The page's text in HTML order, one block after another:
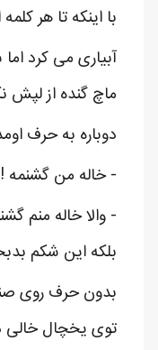
با اینکه تا هر
آبیاری می کرد
ماچ گنده از لپش
دوباره به حرف
- خاله من گشنمه !
- والا خاله منم
بلکه این شکم
بدون حرف روی
توی یخچال خالی